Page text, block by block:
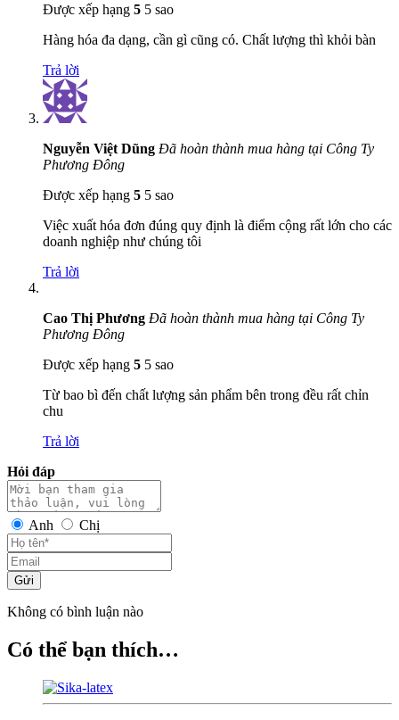
Được xếp hạng 5 5 sao
Hàng hóa đa dạng, cần gì cũng có. Chất lượng thì khỏi bàn
Trả lời
Nguyễn Việt Dũng Đã hoàn thành mua hàng tại Công Ty
Phương Đông
Được xếp hạng 5 5 sao
Việc xuất hóa đơn đúng quy định là điểm cộng rất lớn cho các
doanh nghiệp như chúng tôi
Trả lời
Cao Thị Phương Đã hoàn thành mua hàng tại Công Ty
Phương Đông
Được xếp hạng 5 5 sao
Từ bao bì đến chất lượng sản phẩm bên trong đều rất chỉn
chu
Trả lời
Hỏi đáp
Anh Chị
Gửi
Không có bình luận nào
Có thể bạn thích…